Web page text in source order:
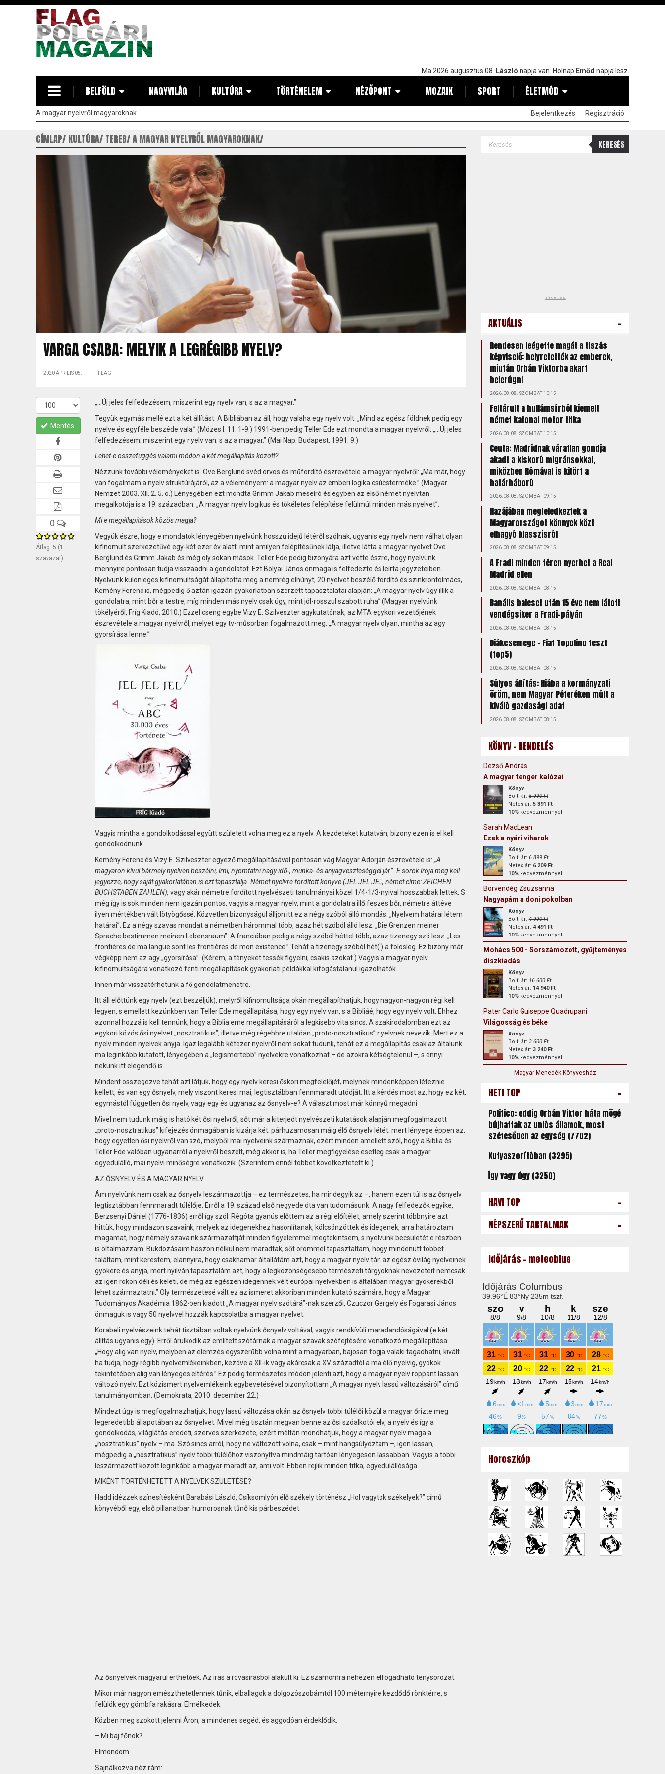
Ma 2026 augusztus 08. László napja van. Holnap Emőd napja lesz.
BELFÖLD NAGYVILÁG KULTÚRA TÖRTÉNELEM NÉZŐPONT MOZAIK SPORT ÉLETMÓD
A magyar nyelvről magyaroknak Bejelentkezés Regisztráció
CÍMLAP KULTÚRA TEREB A MAGYAR NYELVRŐL MAGYAROKNAK
VARGA CSABA: MELYIK A LEGRÉGIBB NYELV?
2020 ÁPRILIS 05. FLAG
Mentés
0
Átlag: 5 (1
szavazat)
„...Új jeles felfedezésem, miszerint egy nyelv van, s az a magyar.”
Tegyük egymás mellé ezt a két állítást: A Bibliában az áll, hogy valaha egy nyelv volt: „Mind az egész földnek pedig egy
nyelve és egyféle beszéde vala.” (Mózes I. 11. 1-9.) 1991-ben pedig Teller Ede ezt mondta a magyar nyelvről: „...Új jeles
felfedezésem, miszerint egy nyelv van, s az a magyar.” (Mai Nap, Budapest, 1991. 9.)
Lehet-e összefüggés valami módon a két megállapítás között?
Nézzünk további véleményeket is. Ove Berglund svéd orvos és műfordító észrevétele a magyar nyelvről: „Ma már, hogy
van fogalmam a nyelv struktúrájáról, az a véleményem: a magyar nyelv az emberi logika csúcsterméke.” (Magyar
Nemzet 2003. XII. 2. 5. o.) Lényegében ezt mondta Grimm Jakab meseíró és egyben az első német nyelvtan
megalkotója is a 19. században: „A magyar nyelv logikus és tökéletes felépítése felülmúl minden más nyelvet”.
Mi e megállapítások közös magja?
Vegyük észre, hogy e mondatok lényegében nyelvünk hosszú idejű létéről szólnak, ugyanis egy nyelv nem válhat olyan
kifinomult szerkezetűvé egy-két ezer év alatt, mint amilyen felépítésűnek látja, illetve látta a magyar nyelvet Ove
Berglund és Grimm Jakab és még oly sokan mások. Teller Ede pedig bizonyára azt vette észre, hogy nyelvünk
mennyire pontosan tudja visszaadni a gondolatot. Ezt Bolyai János önmaga is felfedezte és leírta jegyzeteiben.
Nyelvünk különleges kifinomultságát állapította meg a nemrég elhúnyt, 20 nyelvet beszélő fordító és szinkrontolmács,
Kemény Ferenc is, mégpedig ő aztán igazán gyakorlatban szerzett tapasztalatai alapján: „A magyar nyelv úgy illik a
gondolatra, mint bőr a testre, míg minden más nyelv csak úgy, mint jól-rosszul szabott ruha” (Magyar nyelvünk
tökélyéről, Fríg Kiadó, 2010.) Ezzel cseng egybe Vizy E. Szilveszter agykutatónak, az MTA egykori vezetőjének
észrevétele a magyar nyelvről, melyet egy tv-műsorban fogalmazott meg: „A magyar nyelv olyan, mintha az agy
gyorsírása lenne.”
Vagyis mintha a gondolkodással együtt született volna meg ez a nyelv. A kezdeteket kutatván, bizony ezen is el kell
gondolkodnunk
Kemény Ferenc és Vizy E. Szilveszter egyező megállapításával pontosan vág Magyar Adorján észrevétele is: „A
magyaron kívül bármely nyelven beszélni, írni, nyomtatni nagy idő-, munka- és anyagveszteséggel jár”. E sorok írója meg kell
jegyezze, hogy saját gyakorlatában is ezt tapasztalja. Német nyelvre fordított könyve (JEL JEL JEL, német címe: ZEICHEN
BUCHSTABEN ZAHLEN), vagy akár németre fordított nyelvészeti tanulmányai közel 1/4-1/3-nyival hosszabbak lettek. S
még így is sok minden nem igazán pontos, vagyis a magyar nyelv, mint a gondolatra illő feszes bőr, németre áttéve
ilyen mértékben vált lötyögőssé. Közvetlen bizonyságul álljon itt ez a négy szóból álló mondás: „Nyelvem határai létem
határai”. Ez a négy szavas mondat a németben hárommal több, azaz hét szóból álló lesz: „Die Grenzen meiner
Sprache bestimmen meinen Lebensraum”. A franciában pedig a négy szóból héttel több, azaz tizenegy szó lesz: „Les
frontières de ma langue sont les frontières de mon existence.” Tehát a tizenegy szóból hét(!) a fölösleg. Ez bizony már
végképp nem az agy „gyorsírása”. (Kérem, a tényeket tessék figyelni, csakis azokat.) Vagyis a magyar nyelv
kifinomultságára vonatkozó fenti megállapítások gyakorlati példákkal kifogástalanul igazolhatók.
Innen már visszatérhetünk a fő gondolatmenetre.
Itt áll előttünk egy nyelv (ezt beszéljük), melyről kifinomultsága okán megállapíthatjuk, hogy nagyon-nagyon régi kell
legyen, s emellett kezünkben van Teller Ede megállapítása, hogy egy nyelv van, s a Bibliáé, hogy egy nyelv volt. Ehhez
azonnal hozzá is kell tennünk, hogy a Biblia eme megállapításáról a legkisebb vita sincs. A szakirodalomban ezt az
egykori közös ősi nyelvet „nosztratikus”, illetve még régebbre utalóan „proto-nosztratikus” nyelvnek nevezik. Mert ez a
nyelv minden nyelvek anyja. Igaz legalább kétezer nyelvről nem sokat tudunk, tehát ez a megállapítás csak az általunk
ma leginkább kutatott, lényegében a „legismertebb” nyelvekre vonatkozhat – de azokra kétségtelenül –, s ennyi
nekünk itt elegendő is.
Mindent összegezve tehát azt látjuk, hogy egy nyelv keresi őskori megfelelőjét, melynek mindenképpen léteznie
kellett, és van egy ősnyelv, mely viszont keresi mai, legtisztábban fennmaradt utódját. Itt a kérdés most az, hogy ez két,
egymástól független ősi nyelv, vagy egy és ugyanaz az ősnyelv-e? A választ most már könnyű megadni
Mivel nem tudunk máig is ható két ősi nyelvről, sőt már a kiterjedt nyelvészeti kutatások alapján megfogalmazott
„proto-nosztratikus” kifejezés önmagában is kizárja két, párhuzamosan máig élő ősnyelv létét, mert lényege éppen az,
hogy egyetlen ősi nyelvről van szó, melyből mai nyelveink származnak, ezért minden amellett szól, hogy a Biblia és
Teller Ede valóban ugyanarról a nyelvről beszélt, még akkor is, ha Teller megfigyelése esetleg csak a magyar
egyedülálló, mai nyelvi minőségre vonatkozik. (Szerintem ennél többet következtetett ki.)
AZ ŐSNYELV ÉS A MAGYAR NYELV
Ám nyelvünk nem csak az ősnyelv leszármazottja – ez természetes, ha mindegyik az –, hanem ezen túl is az ősnyelv
legtisztábban fennmaradt túlélője. Erről a 19. század első negyede óta van tudomásunk. A nagy felfedezők egyike,
Berzsenyi Dániel (1776-1836) erről így szól: Régóta gyanús előttem az a régi előítélet, amely szerint többnyire azt
hittük, hogy mindazon szavaink, melyek az idegenekhez hasonlítanak, kölcsönzöttek és idegenek, arra határoztam
magamat, hogy némely szavaink származattját minden figyelemmel megtekintsem, s nyelvünk becsületét e részben
is oltalmazzam. Bukdozásaim haszon nélkül nem maradtak, sőt örömmel tapasztaltam, hogy mindenütt többet
találtam, mint kerestem, elannyira, hogy csakhamar általlátám azt, hogy a magyar nyelv tán az egész óvilág nyelveinek
gyökere és anyja, mert nyilván tapasztalám azt, hogy a legközönségesebb természeti tárgyoknak nevezeteit nemcsak
az igen rokon déli és keleti, de még az egészen idegennek vélt európai nyelvekben is általában magyar gyökerekből
lehet származtatni.” Oly természetesé vált ez az ismeret akkoriban minden kutató számára, hogy a Magyar
Tudományos Akadémia 1862-ben kiadott „A magyar nyelv szótárá”-nak szerzői, Czuczor Gergely és Fogarasi János
önmaguk is vagy 50 nyelvvel hozzák kapcsolatba a magyar nyelvet.
Korabeli nyelvészeink tehát tisztában voltak nyelvünk ősnyelv voltával, vagyis rendkívüli maradandóságával (e két
állítás ugyanis egy). Erről árulkodik az említett szótárnak a magyar szavak szófejtésére vonatkozó megállapítása:
„Hogy alig van nyelv, melyben az elemzés egyszerűbb volna mint a magyarban, bajosan fogja valaki tagadhatni, kivált
ha tudja, hogy régibb nyelvemlékeinkben, kezdve a XII-ik vagy akárcsak a XV. századtól a ma élő nyelvig, gyökök
tekintetében alig van lényeges eltérés.” Ez pedig természetes módon jelenti azt, hogy a magyar nyelv roppant lassan
változó nyelv. Ezt közismert nyelvemlékeink egybevetésével bizonyítottam „A magyar nyelv lassú változásáról” című
tanulmányomban. (Demokrata, 2010. december 22.)
Mindezt úgy is megfogalmazhatjuk, hogy lassú változása okán az ősnyelv többi túlélői közül a magyar őrizte meg
legeredetibb állapotában az ősnyelvet. Mivel még tisztán megvan benne az ősi szóalkotói elv, a nyelv és így a
gondolkodás, világlátás eredeti, szerves szerkezete, ezért méltán mondhatjuk, hogy a magyar nyelv maga a
„nosztratikus” nyelv – ma. Szó sincs arról, hogy ne változott volna, csak – mint hangsúlyoztam –, igen lassan,
mégpedig a „nosztratikus” nyelv többi túlélőhöz viszonyítva mindmáig tartóan lényegesen lassabban. Vagyis a többi
leszármazott között leginkább a magyar maradt az, ami volt. Ebben rejlik minden titka, egyedülállósága.
MIKÉNT TÖRTÉNHETETT A NYELVEK SZÜLETÉSE?
Hadd idézzek színesítésként Barabási László, Csíksomlyón élő székely történész „Hol vagytok székelyek?” című
könyvéből egy, első pillanatban humorosnak tűnő kis párbeszédet:
Az ősnyelvek magyarul érthetőek. Az írás a rovásírásból alakult ki. Ez számomra nehezen elfogadható ténysorozat.
Mikor már nagyon emészthetetlennek tűnik, elballagok a dolgozószobámtól 100 méternyire kezdődő rönktérre, s
felülök egy gömbfa rakásra. Elmélkedek.
Közben meg szokott jelenni Áron, a mindenes segéd, és aggódóan érdeklődik:
– Mi baj főnök?
Elmondom.
Sajnálkozva néz rám:
KERESÉS
hirdetés
AKTUÁLIS -
Rendesen leégette magát a tiszás
képviselő: helyretették az emberek,
miután Orbán Viktorba akart
belerúgni
2026.08.08. SZOMBAT 10:15
Feltárult a hullámsírból kiemelt
német katonai motor titka
2026.08.08. SZOMBAT 10:15
Ceuta: Madridnak váratlan gondja
akadt a kiskorú migránsokkal,
miközben Rómával is kitört a
határháború
2026.08.08. SZOMBAT 09:15
Hazájában megfeledkeztek a
Magyarországot könnyek közt
elhagyó klasszisról
2026.08.08. SZOMBAT 09:15
A Fradi minden téren nyerhet a Real
Madrid ellen
2026.08.08. SZOMBAT 08:15
Banális baleset után 15 éve nem látott
vendégsiker a Fradi-pályán
2026.08.08. SZOMBAT 08:15
Diákcsemege – Fiat Topolino teszt
(top5)
2026.08.08. SZOMBAT 08:15
Súlyos állítás: Hiába a kormányzati
öröm, nem Magyar Péteréken múlt a
kiváló gazdasági adat
2026.08.08. SZOMBAT 08:15
KÖNYV - RENDELÉS
Dezső András
A magyar tenger kalózai
Könyv
Bolti ár:5 990 Ft
Netes ár: 5 391 Ft
10%kedvezménnyel
Sarah MacLean
Ezek a nyári viharok
Könyv
Bolti ár:6 899 Ft
Netes ár: 6 209 Ft
10%kedvezménnyel
Borvendég Zsuzsanna
Nagyapám a doni pokolban
Könyv
Bolti ár:4 990 Ft
Netes ár: 4 491 Ft
10%kedvezménnyel
Mohács 500 - Sorszámozott, gyűjteményes
díszkiadás
Könyv
Bolti ár:16 600 Ft
Netes ár: 14 940 Ft
10%kedvezménnyel
Pater Carlo Guiseppe Quadrupani
Világosság és béke
Könyv
Bolti ár:3 600 Ft
Netes ár: 3 240 Ft
10%kedvezménnyel
Magyar Menedék Könyvesház
HETI TOP -
Politico: eddig Orbán Viktor háta mögé
bújhattak az uniós államok, most
szétesőben az egység (7702)
Kutyaszorítóban (3295)
Így vagy úgy (3250)
HAVI TOP -
NÉPSZERŰ TARTALMAK -
Időjárás - meteoblue
Horoszkóp